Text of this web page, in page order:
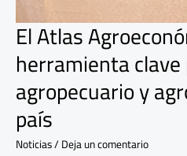
El Atlas
herramienta
agropecuario y
país
Noticias/Deja un comentario